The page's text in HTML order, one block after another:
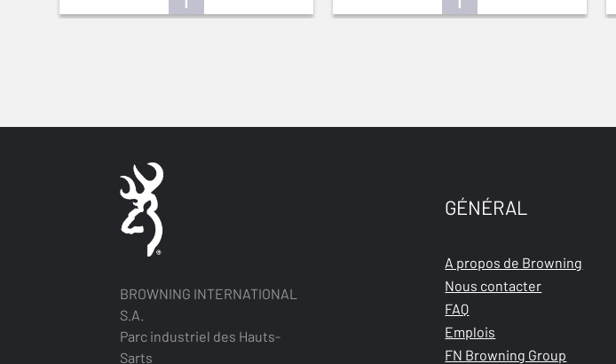
BROWNING INTERNATIONAL
S.A.
Parc industriel des Hauts-
Sarts
GÉNÉRAL
A propos de Browning
Nous contacter
FAQ
Emplois
FN Browning Group